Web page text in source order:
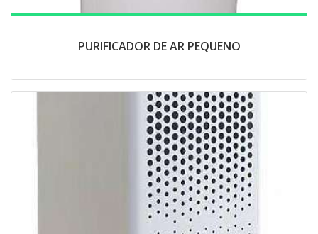
PURIFICADOR DE AR PEQUENO